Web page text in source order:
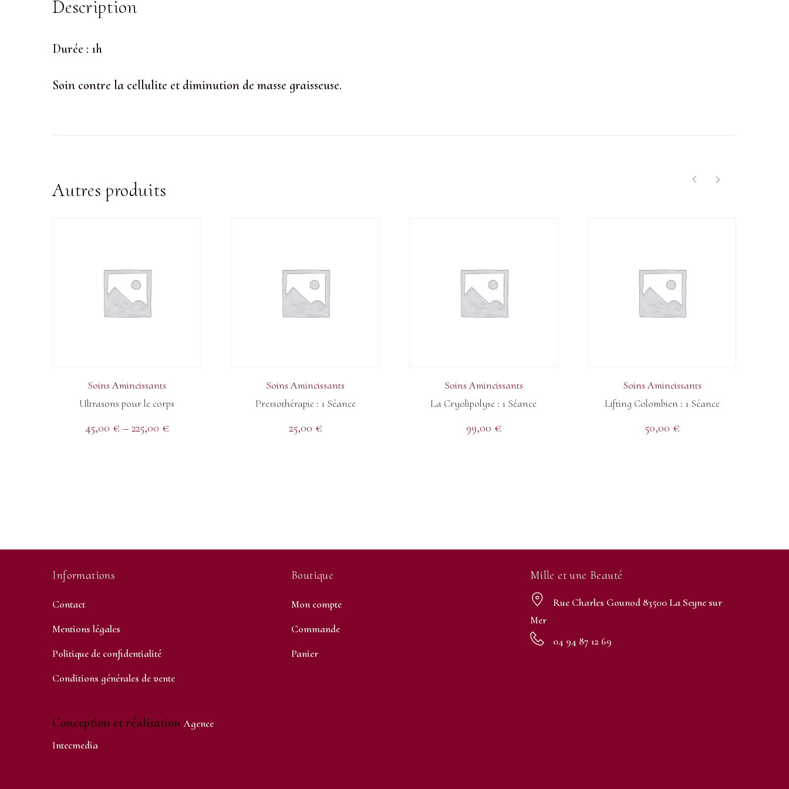
Description
Durée : 1h
Soin contre la cellulite et diminution de masse graisseuse.
Autres produits
Soins Amincissants
Ultrasons pour le corps
45,00 € – 225,00 €
Soins Amincissants
Pressothérapie : 1 Séance
25,00 €
Soins Amincissants
La Cryolipolyse : 1 Séance
99,00 €
Soins Amincissants
Lifting Colombien : 1 Séance
50,00 €
Informations
Contact
Mentions légales
Politique de confidentialité
Conditions générales de vente
Boutique
Mon compte
Commande
Panier
Mille et une Beauté
Rue Charles Gounod 83500 La Seyne sur
Mer
04 94 87 12 69
Conception et réalisationAgence
Intecmedia